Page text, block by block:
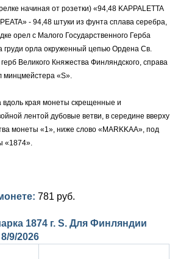
Валахииначиная от розетки) «94,48 KAPPALETTA
- 94,48 штуки из фунта сплава серебра,
орел с Малого Государственного Герба
груди орла окруженный цепью Ордена Св.
Великого Княжества Финляндского, справа
минцмейстера «S».
вдоль края монеты скрещенные и
лентой дубовые ветви, в середине вверху
монеты «1», ниже слово «MARKKAA», под
«1874».
781 руб.
1874 г. S. Для Финляндии
8/9/2026